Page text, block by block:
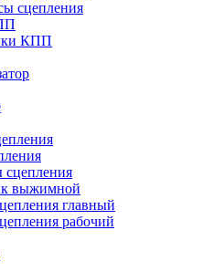
сцепления
КПП
выжимной
главный
рабочий